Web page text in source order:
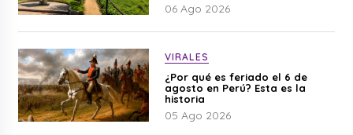
06 Ago 2026
VIRALES
¿Por qué es feriado el 6 de
agosto en Perú? Esta es la
historia
05 Ago 2026